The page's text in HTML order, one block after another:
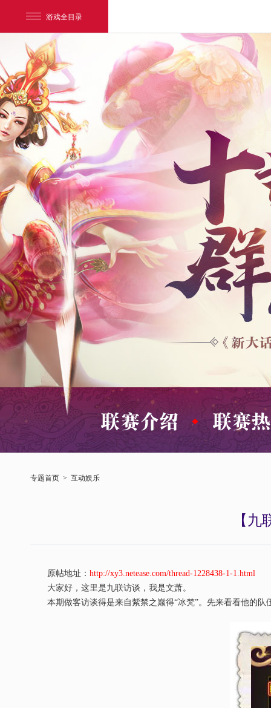
游戏全目录
网易游戏
游戏爱好者
我的足迹： 新大话3经典版
专题首页 > 互动娱乐
【
原帖地址： http://xy3.netease.com/thread-1228438-1-1.html
大家好，这里是九联访谈，我是文萧。
本期做客访谈得是来自紫禁之巅得“冰梵”。先来看看他的队